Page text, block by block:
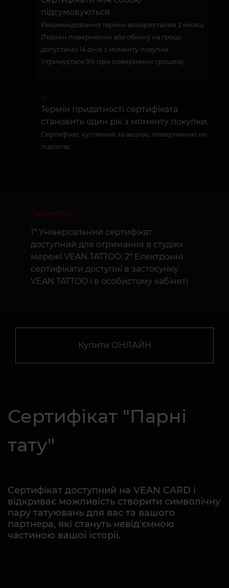
підсумовуються
Рекомендований термін використання 2 місяці
(Термін повернення або обміну на гроші
допустимо 14 днів з моменту покупки.
Утримується 5% при поверненні грошей)
Термін придатності сертифіката
становить один рік з моменту покупки.
Сертифікат, куплений за акцією, поверненню не
підлягає
Примітка:
1* Універсальний сертифікат
доступний для отримання в студіях
мережі VEAN TATTOO. 2* Електронні
сертифікати доступні в застосунку
VEAN TATTOO і в особистому кабінеті
Купити ОНЛАЙН
Сертифікат "Парні
тату"
Сертифікат доступний на VEAN CARD і
відкриває можливість створити символічну
пару татуювань для вас та вашого
партнера, які стануть невід'ємною
частиною вашої історії.